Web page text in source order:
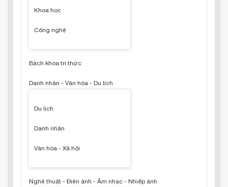
Khoa học
Công nghệ
Bách khoa tri thức
Danh nhân - Văn hóa - Du lịch
Du lịch
Danh nhân
Văn hóa - Xã hội
Nghệ thuật - Điện ảnh - Âm nhạc - Nhiếp ảnh